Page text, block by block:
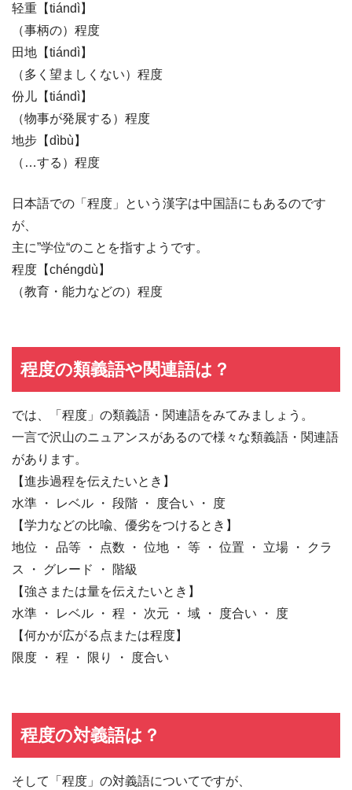
轻重【tiándì】
（事柄の）程度
田地【tiándì】
（多く望ましくない）程度
份儿【tiándì】
（物事が発展する）程度
地步【dìbù】
（…する）程度
日本語での「程度」という漢字は中国語にもあるのです
が、
主に”学位“のことを指すようです。
程度【chéngdù】
（教育・能力などの）程度
程度の類義語や関連語は？
では、「程度」の類義語・関連語をみてみましょう。
一言で沢山のニュアンスがあるので様々な類義語・関連語
があります。
【進歩過程を伝えたいとき】
水準 ・ レベル ・ 段階 ・ 度合い ・ 度
【学力などの比喩、優劣をつけるとき】
地位 ・ 品等 ・ 点数 ・ 位地 ・ 等 ・ 位置 ・ 立場 ・ クラ
ス ・ グレード ・ 階級
【強さまたは量を伝えたいとき】
水準 ・ レベル ・ 程 ・ 次元 ・ 域 ・ 度合い ・ 度
【何かが広がる点または程度】
限度 ・ 程 ・ 限り ・ 度合い
程度の対義語は？
そして「程度」の対義語についてですが、